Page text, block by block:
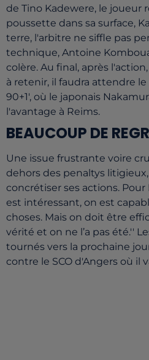
de Tino Kadewere, le joueur
poussette dans sa surface,
terre, l'arbitre ne siffle pas
technique, Antoine
colère. Au final, après
à retenir, il faudra attendre
90+1', où le japonais
l'avantage à Reims.
BEAUCOUP DE
Une issue frustrante voire
dehors des penaltys
concrétiser ses actions.
est intéressant, on est
choses. Mais on doit être
vérité et on ne l’a pas été.''
tournés vers la prochaine
contre le SCO d'Angers où il